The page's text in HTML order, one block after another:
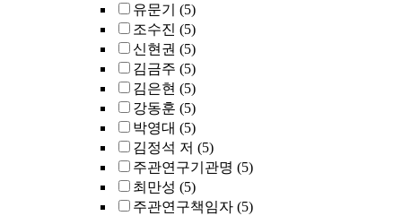
유문기
(5)
조수진 (5)
신현권 (5)
김금주 (5)
김은현 (5)
강동훈 (5)
박영대 (5)
김정석 저 (5)
주관연구기관명 (5)
최만성 (5)
주관연구책임자 (5)